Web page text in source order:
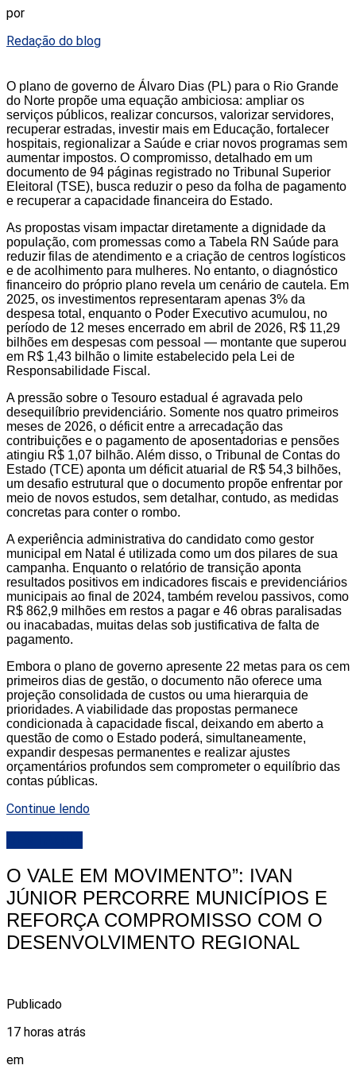
por
Redação do blog
O plano de governo de Álvaro Dias (PL) para o Rio Grande
do Norte propõe uma equação ambiciosa: ampliar os
serviços públicos, realizar concursos, valorizar servidores,
recuperar estradas, investir mais em Educação, fortalecer
hospitais, regionalizar a Saúde e criar novos programas sem
aumentar impostos. O compromisso, detalhado em um
documento de 94 páginas registrado no Tribunal Superior
Eleitoral (TSE), busca reduzir o peso da folha de pagamento
e recuperar a capacidade financeira do Estado.
As propostas visam impactar diretamente a dignidade da
população, com promessas como a Tabela RN Saúde para
reduzir filas de atendimento e a criação de centros logísticos
e de acolhimento para mulheres. No entanto, o diagnóstico
financeiro do próprio plano revela um cenário de cautela. Em
2025, os investimentos representaram apenas 3% da
despesa total, enquanto o Poder Executivo acumulou, no
período de 12 meses encerrado em abril de 2026, R$ 11,29
bilhões em despesas com pessoal — montante que superou
em R$ 1,43 bilhão o limite estabelecido pela Lei de
Responsabilidade Fiscal.
A pressão sobre o Tesouro estadual é agravada pelo
desequilíbrio previdenciário. Somente nos quatro primeiros
meses de 2026, o déficit entre a arrecadação das
contribuições e o pagamento de aposentadorias e pensões
atingiu R$ 1,07 bilhão. Além disso, o Tribunal de Contas do
Estado (TCE) aponta um déficit atuarial de R$ 54,3 bilhões,
um desafio estrutural que o documento propõe enfrentar por
meio de novos estudos, sem detalhar, contudo, as medidas
concretas para conter o rombo.
A experiência administrativa do candidato como gestor
municipal em Natal é utilizada como um dos pilares de sua
campanha. Enquanto o relatório de transição aponta
resultados positivos em indicadores fiscais e previdenciários
municipais ao final de 2024, também revelou passivos, como
R$ 862,9 milhões em restos a pagar e 46 obras paralisadas
ou inacabadas, muitas delas sob justificativa de falta de
pagamento.
Embora o plano de governo apresente 22 metas para os cem
primeiros dias de gestão, o documento não oferece uma
projeção consolidada de custos ou uma hierarquia de
prioridades. A viabilidade das propostas permanece
condicionada à capacidade fiscal, deixando em aberto a
questão de como o Estado poderá, simultaneamente,
expandir despesas permanentes e realizar ajustes
orçamentários profundos sem comprometer o equilíbrio das
contas públicas.
Continue lendo
O VALE EM MOVIMENTO”: IVAN
JÚNIOR PERCORRE MUNICÍPIOS E
REFORÇA COMPROMISSO COM O
DESENVOLVIMENTO REGIONAL
Publicado
17 horas atrás
em